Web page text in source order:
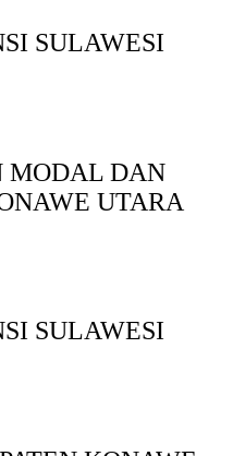
SULAWESI
DAN
UTARA
SULAWESI